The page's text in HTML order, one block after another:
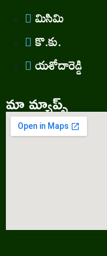
మిసిమి
కొ.కు.
యశోదారెడ్డి
మా మ్యాప్స్